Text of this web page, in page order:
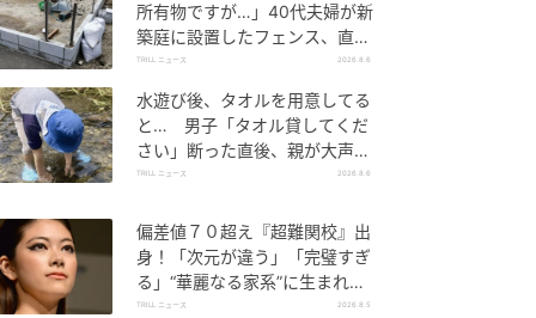
所有物ですが…」40代夫婦が新
築庭に設置したフェンス、直後
に迫られた"顛末"
TRILL ニュース 2026.8.6
水遊び後、タオルを用意してる
と… 男子「タオル貸してくだ
さい」断った直後、親が大声で
放った一言に絶句
TRILL ニュース 2026.8.6
偏差値７０超え『超難関校』出
身！「次元が違う」「完璧すぎ
る」“華麗なる家系”に生まれた
【規格外の逸材】
TRILL ニュース 2026.8.5